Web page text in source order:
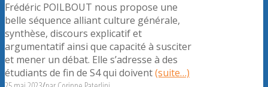
Frédéric POILBOUT nous propose une
belle séquence alliant culture générale,
synthèse, discours explicatif et
argumentatif ainsi que capacité à susciter
et mener un débat. Elle s’adresse à des
étudiants de fin de S4 qui doivent(suite…)